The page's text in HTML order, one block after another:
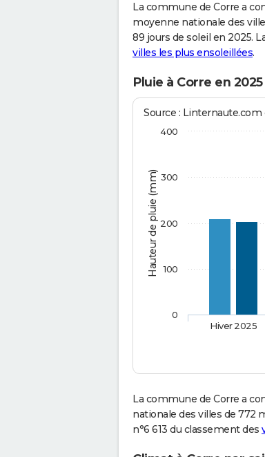
La commune de Corre a
moyenne nationale des
89 jours de soleil en 2025.
villes les plus ensoleillées.
Pluie à Corre en 2025
Hauteur de pluie (mm)
Source : Linternaute.com
Hiver 2025
0
100
200
300
400
La commune de Corre a
nationale des villes de 772
n°6 613 du classement des